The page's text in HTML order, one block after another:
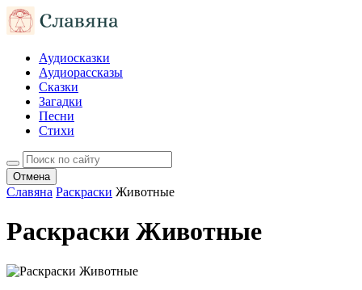
Аудиосказки
Аудиорассказы
Сказки
Загадки
Песни
Стихи
Отмена
Славяна Раскраски Животные
Раскраски Животные